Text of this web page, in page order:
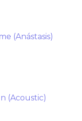
(Anástasis)
(Acoustic)